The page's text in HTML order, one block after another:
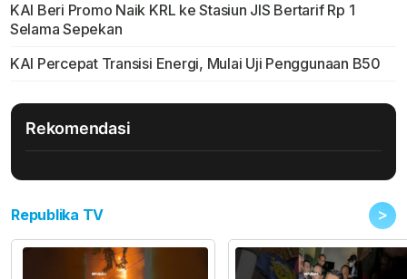
KAI Beri Promo Naik KRL ke Stasiun JIS Bertarif Rp 1
Selama Sepekan
KAI Percepat Transisi Energi, Mulai Uji Penggunaan B50
Rekomendasi
Republika TV >